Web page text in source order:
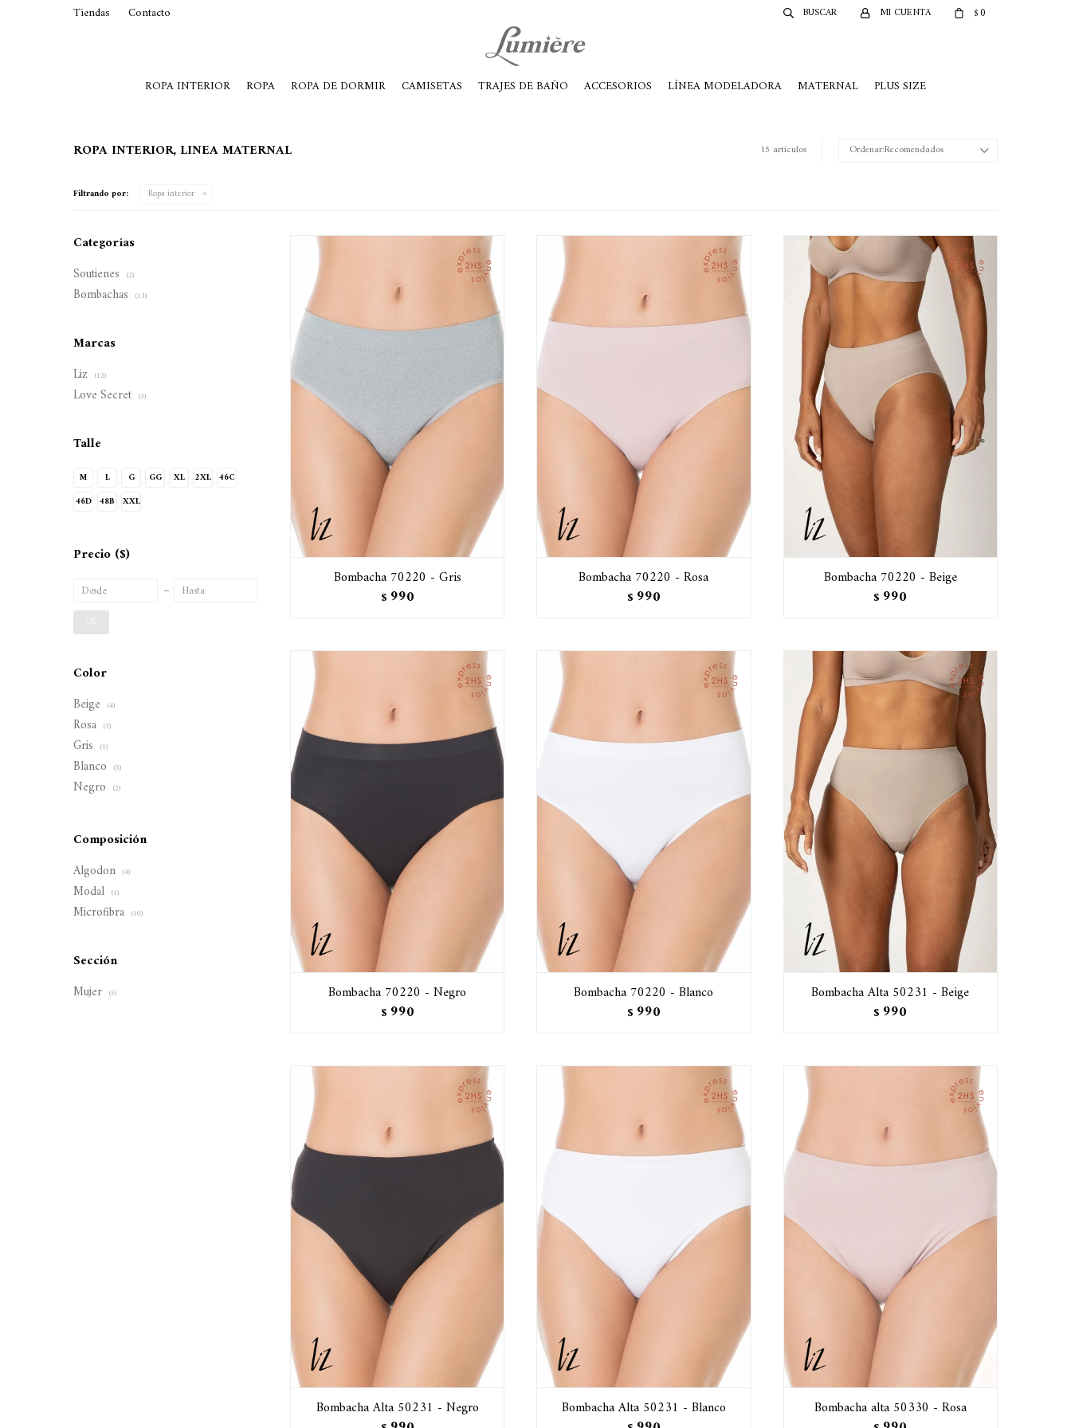
ROPA INTERIOR ROPA ROPA DE DORMIR CAMISETAS TRAJES DE BAÑO ACCESORIOS LÍNEA MODELADORA MATERNAL PLUS SIZE
$0
Tiendas Contacto
ROPA INTERIOR, LINEA MATERNAL 15 artículos Recomendados
Filtrando por: Ropa interior
Bombacha 70220 - Gris
$ 990
Bombacha 70220 - Rosa
$ 990
Bombacha 70220 - Beige
$ 990
Bombacha 70220 - Negro
$ 990
Bombacha 70220 - Blanco
$ 990
Bombacha Alta 50231 - Beige
$ 990
Bombacha Alta 50231 - Negro Bombacha Alta 50231 - Blanco Bombacha alta 50330 - Rosa
Categorías
Soutienes (2)
Bombachas (13)
Marcas
Liz (12)
Love Secret (3)
Talle
M L G GG XL 2XL 46C
46D 48B XXL
Precio ($)
OK
Color
Beige (4)
Rosa (3)
Gris (1)
Blanco (5)
Negro (2)
Composición
Algodon (4)
Modal (1)
Microfibra (10)
Sección
Mujer (5)